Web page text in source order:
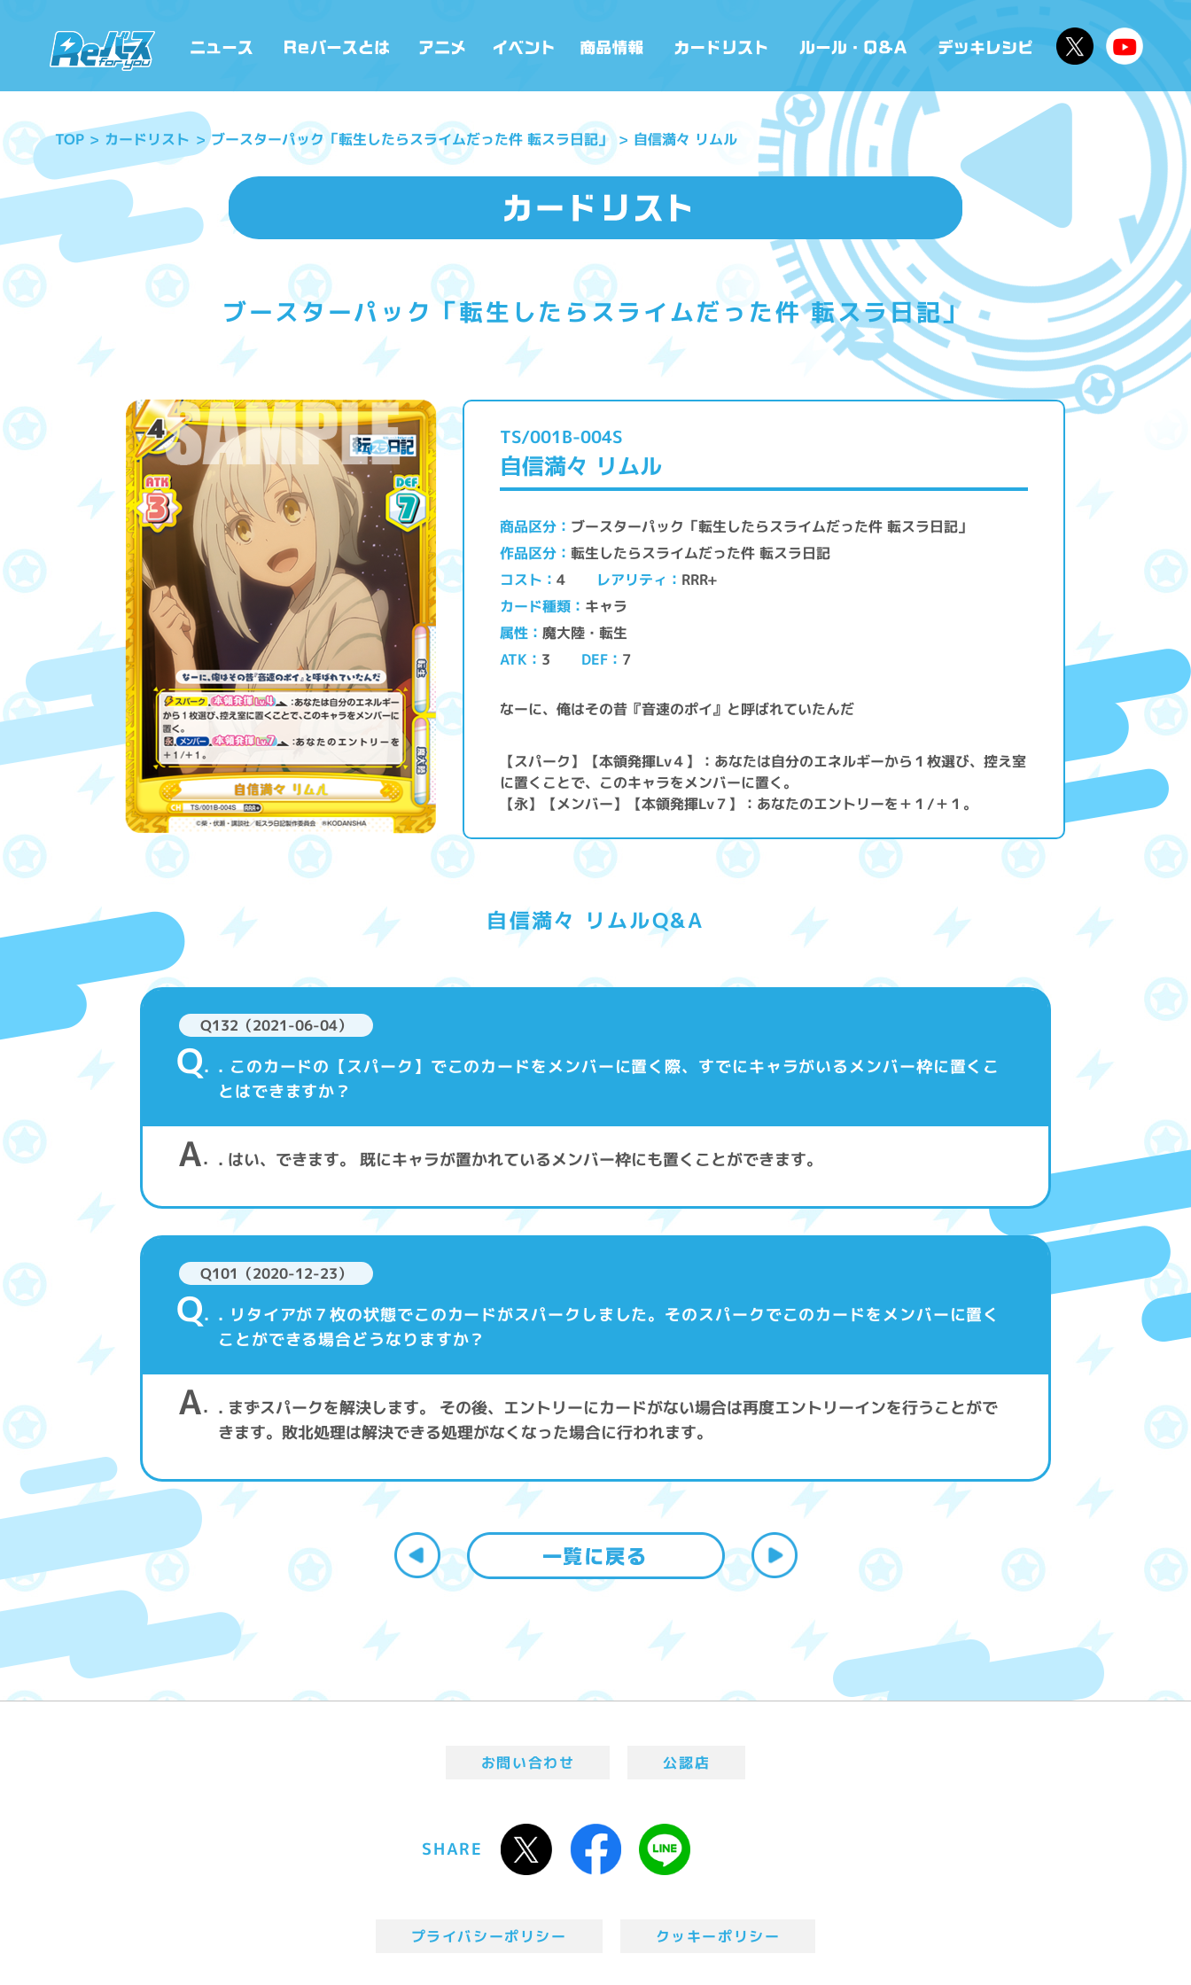
TOP カードリスト ブースターパック「転生したらスライムだった件 転スラ日記」 自信満々 リムル
ブースターパック「転生したらスライムだった件 転スラ日記」
TS/001B-004S
自信満々 リムル
商品区分 ブースターパック「転生したらスライムだった件 転スラ日記」
作品区分 転生したらスライムだった件 転スラ日記
コスト 4 レアリティ RRR+
カード種類 キャラ
属性 魔大陸・転生
ATK 3 DEF 7
なーに、俺はその昔『音速のポイ』と呼ばれていたんだ
【スパーク】【本領発揮Lv４】：あなたは自分のエネルギーから１枚選び、控え室
に置くことで、このキャラをメンバーに置く。
【永】【メンバー】【本領発揮Lv７】：あなたのエントリーを＋１/＋１。
自信満々 リムルQ&A
Q132（2021-06-04）
Q . このカードの【スパーク】でこのカードをメンバーに置く際、すでにキャラがいるメンバー枠に置くこ
とはできますか？
A . はい、できます。 既にキャラが置かれているメンバー枠にも置くことができます。
Q101（2020-12-23）
Q . リタイアが７枚の状態でこのカードがスパークしました。そのスパークでこのカードをメンバーに置く
ことができる場合どうなりますか？
A . まずスパークを解決します。 その後、エントリーにカードがない場合は再度エントリーインを行うことがで
きます。敗北処理は解決できる処理がなくなった場合に行われます。
お問い合わせ 公認店
SHARE
プライバシーポリシー クッキーポリシー